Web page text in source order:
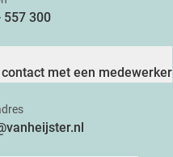
557 300
met een medewerker